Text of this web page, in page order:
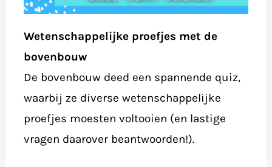
Wetenschappelijke proefjes met de
bovenbouw
De bovenbouw deed een spannende quiz,
waarbij ze diverse wetenschappelijke
proefjes moesten voltooien (en lastige
vragen daarover beantwoorden!).